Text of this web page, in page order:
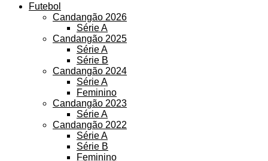
Futebol
Candangão 2026
Série A
Candangão 2025
Série A
Série B
Candangão 2024
Série A
Feminino
Candangão 2023
Série A
Candangão 2022
Série A
Série B
Feminino